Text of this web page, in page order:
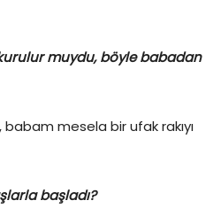
kurulur muydu, böyle babadan
babam mesela bir ufak rakıyı
başladı?